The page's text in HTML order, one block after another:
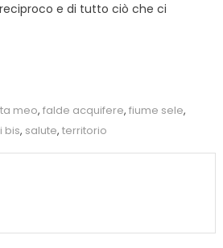
e di tutto ciò che ci
meo, falde acquifere, fiume sele,
bis, salute, territorio